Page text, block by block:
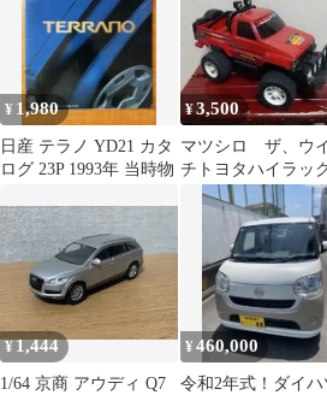
¥ 1,980
日産 テラノ YD21 カタ
ログ 23P 1993年 当時物
¥3,500
マツシロ ザ、ウ
チトヨタハイラック
4WDラジコン 本体
ジャンク
¥1,444
1/64 京商 アウディ Q7
¥460,000
令和2年式！ダイハ